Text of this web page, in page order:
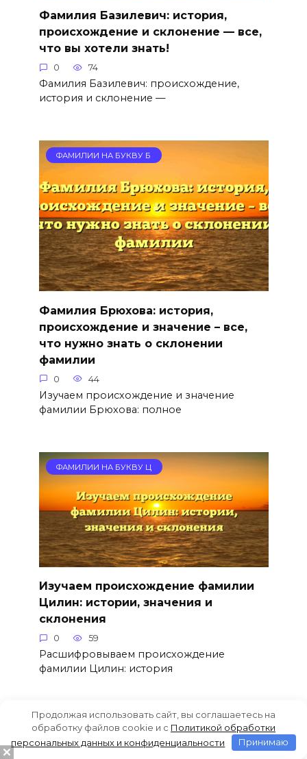
Фамилия Базилевич: история,
происхождение и склонение — все,
что вы хотели знать!
0 74
Фамилия Базилевич: происхождение,
история и склонение —
ФАМИЛИИ НА БУКВУ Б
Фамилия Брюхова: история,
происхождение и значение – все,
что нужно знать о склонении
фамилии
0 44
Изучаем происхождение и значение
фамилии Брюхова: полное
ФАМИЛИИ НА БУКВУ Ц
Изучаем происхождение фамилии
Цилин: истории, значения и
склонения
0 59
Расшифровываем происхождение
фамилии Цилин: история
ФАМИЛИИ НА БУКВУ Ц
Продолжая использовать сайт, вы соглашаетесь на
обработку файлов cookie и c Политикой обработки
персональных данных и конфиденциальности
Принимаю